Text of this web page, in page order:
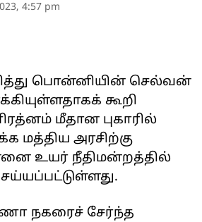
4:57 pm
பொன்னியின் செல்வன்
கூறி
மீதான புகாரில்
மத்திய அரசிற்கு
உயர் நீதிமன்றத்தில்
நகரைச் சேர்ந்த